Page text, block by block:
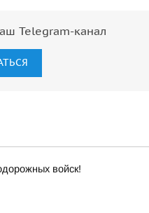
Telegram-канал
войск!